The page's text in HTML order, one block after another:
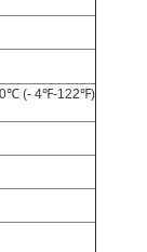
(- 4℉-122℉)